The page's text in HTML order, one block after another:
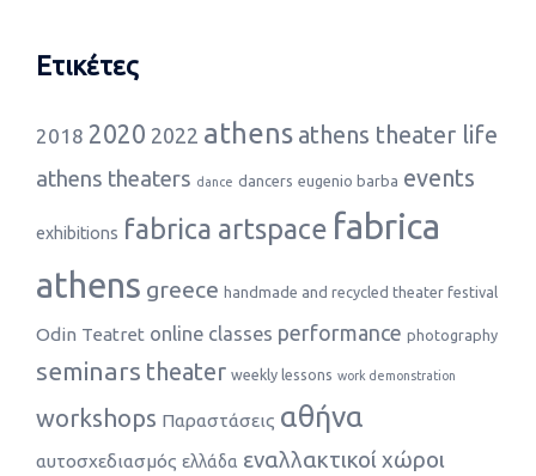
Ετικέτες
2018 2020 2022 athens athens theater life
athens theaters dance dancers eugenio barba events
exhibitions fabrica artspace fabrica
athens greece handmade and recycled theater festival
Odin Teatret online classes performance photography
seminars theater weekly lessons work demonstration
workshops Παραστάσεις αθήνα
αυτοσχεδιασμός ελλάδα εναλλακτικοί χώροι